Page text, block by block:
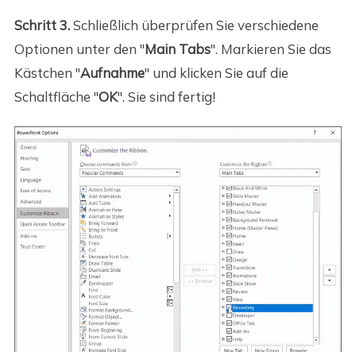
Schritt 3.Schließlich überprüfen Sie verschiedene
Optionen unter den "Main Tabs". Markieren Sie das
Kästchen "Aufnahme" und klicken Sie auf die
Schaltfläche "OK". Sie sind fertig!